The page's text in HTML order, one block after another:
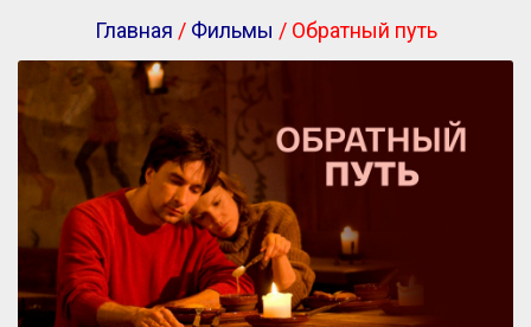
Главная / Фильмы / Обратный путь